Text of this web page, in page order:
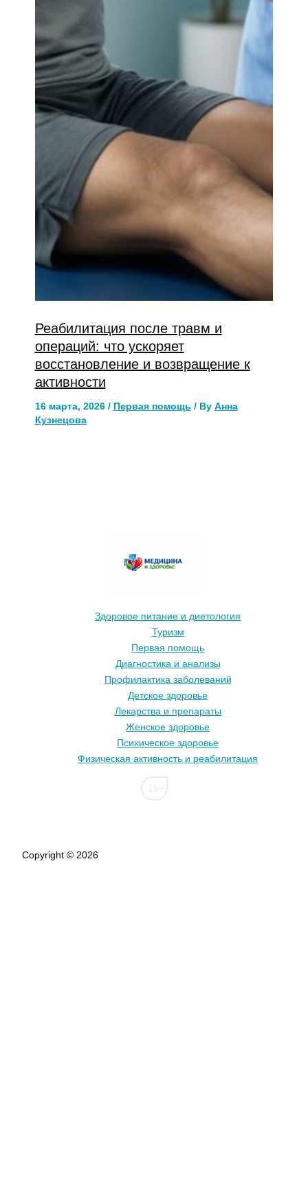
Реабилитация после травм и
операций: что ускоряет
восстановление и возвращение к
активности
16 марта, 2026 / Первая помощь / By Анна
Кузнецова
Здоровое питание и диетология
Туризм
Первая помощь
Диагностика и анализы
Профилактика заболеваний
Детское здоровье
Лекарства и препараты
Женское здоровье
Психическое здоровье
Физическая активность и реабилитация
Copyright © 2026